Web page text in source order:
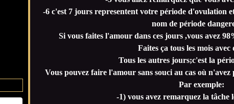
-6 c'est 7 jours representent votre période d'ovulation
nom de période
Si vous faites l'amour dans ces jours ,vous avez
Faites ça tous les mois avec
Tous les autres jours;c'est la
Vous pouvez faire l'amour sans souci au cas où
Par exemple:
-1) vous avez remarquez la tâche